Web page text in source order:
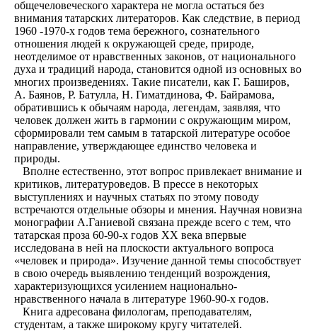
общечеловеческого характера не могла остаться без
внимания татарских литераторов. Как следствие, в период
1960 -1970-х годов тема бережного, сознательного
отношения людей к окружающей среде, природе,
неотделимое от нравственных законов, от национального
духа и традиций народа, становится одной из основных во
многих произведениях. Такие писатели, как Г. Баширов,
А. Баянов, Р. Батулла, Н. Гиматдинова, Ф. Байрамова,
обратившись к обычаям народа, легендам, заявляя, что
человек должен жить в гармонии с окружающим миром,
сформировали тем самым в татарской литературе особое
направление, утверждающее единство человека и
природы.
Вполне естественно, этот вопрос привлекает внимание и
критиков, литературоведов. В прессе в некоторых
выступлениях и научных статьях по этому поводу
встречаются отдельные обзоры и мнения. Научная новизна
монографии А.Ганиевой связана прежде всего с тем, что
татарская проза 60-90-х годов XX века впервые
исследована в ней на плоскости актуального вопроса
«человек и природа». Изучение данной темы способствует
в свою очередь выявлению тенденций возрождения,
характеризующихся усилением национально-
нравственного начала в литературе 1960-90-х годов.
Книга адресована филологам, преподавателям,
студентам, а также широкому кругу читателей.